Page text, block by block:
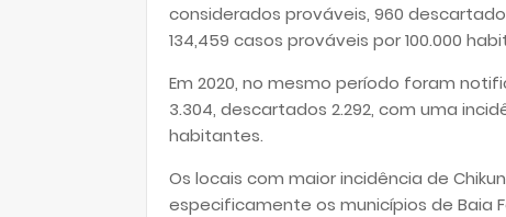
considerados prováveis, 960
134,459 casos prováveis por 100.000
Em 2020, no mesmo período foram
3.304, descartados 2.292, com uma
habitantes.
Os locais com maior incidência de
especificamente os municípios de Baia